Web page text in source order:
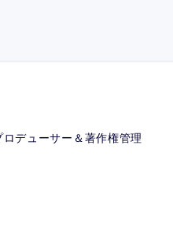
デューサー＆著作権管理